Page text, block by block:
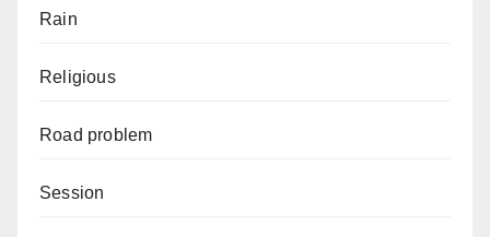
Rain
Religious
Road problem
Session